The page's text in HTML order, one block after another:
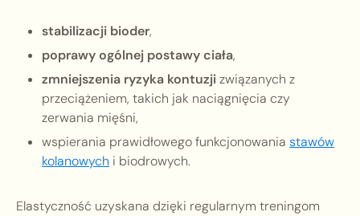
stabilizacji bioder,
poprawy ogólnej postawy ciała,
zmniejszenia ryzyka kontuzjizwiązanych z
przeciążeniem, takich jak naciągnięcia czy
zerwania mięśni,
wspierania prawidłowego funkcjonowania stawów
kolanowych i biodrowych.
Elastyczność uzyskana dzięki regularnym treningom